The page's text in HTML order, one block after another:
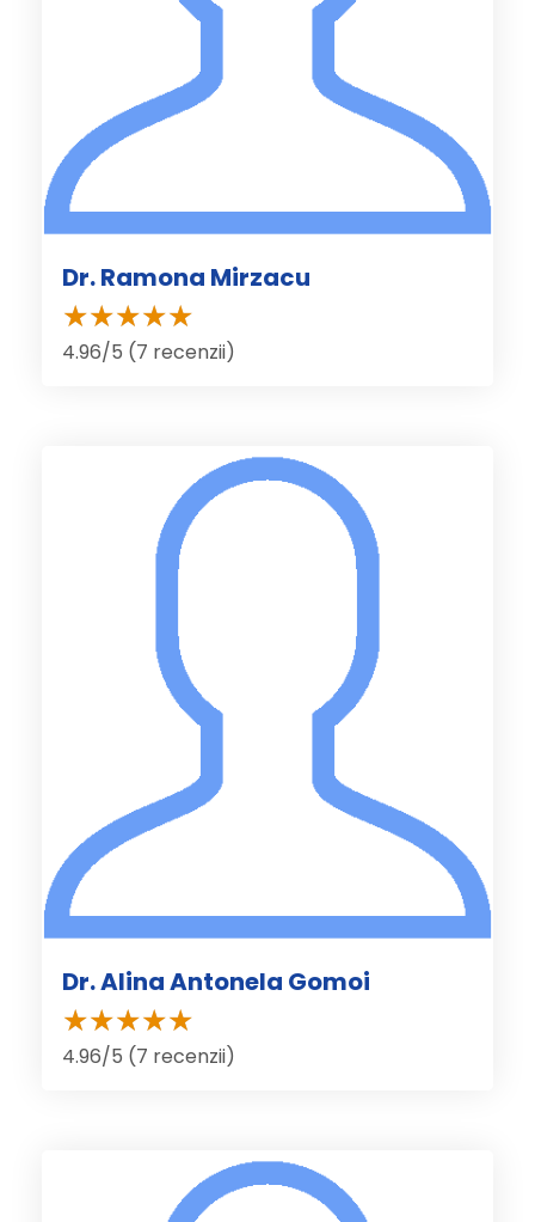
Dr. Ramona Mirzacu
4.96/5 (7 recenzii)
Dr. Alina Antonela Gomoi
4.96/5 (7 recenzii)